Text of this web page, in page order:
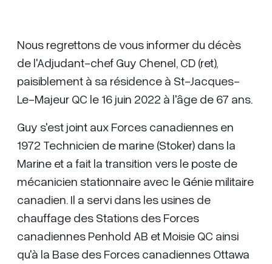
Nous regrettons de vous informer du décès
de l'Adjudant-chef Guy Chenel, CD (ret),
paisiblement à sa résidence à St-Jacques-
Le-Majeur QC le 16 juin 2022 à l'âge de 67 ans.
Guy s'est joint aux Forces canadiennes en
1972 Technicien de marine (Stoker) dans la
Marine et a fait la transition vers le poste de
mécanicien stationnaire avec le Génie militaire
canadien. Il a servi dans les usines de
chauffage des Stations des Forces
canadiennes Penhold AB et Moisie QC ainsi
qu'à la Base des Forces canadiennes Ottawa